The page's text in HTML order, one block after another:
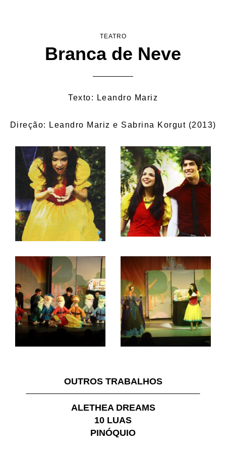
conteúdo
TEATRO
Branca de Neve
Texto: Leandro Mariz
Direção: Leandro Mariz e Sabrina Korgut (2013)
OUTROS TRABALHOS
ALETHEA DREAMS
10 LUAS
PINÓQUIO